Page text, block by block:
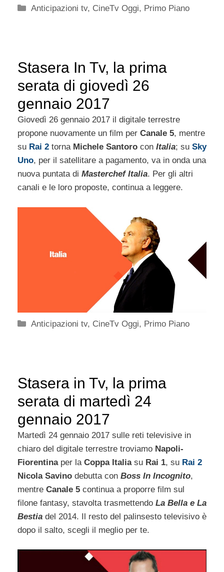
Categorie
Anticipazioni tv, CineTv Oggi, Primo Piano
Stasera In Tv, la prima
serata di giovedì 26
gennaio 2017
Giovedì 26 gennaio 2017 il digitale terrestre
propone nuovamente un film per Canale 5, mentre
su Rai 2 tornaMichele Santoro con Italia; su Sky
Uno, per il satellitare a pagamento, va in onda una
nuova puntata di Masterchef Italia. Per gli altri
canali e le loro proposte, continua a leggere.
Categorie
Anticipazioni tv, CineTv Oggi, Primo Piano
Stasera in Tv, la prima
serata di martedì 24
gennaio 2017
Martedì 24 gennaio 2017 sulle reti televisive in
chiaro del digitale terrestre troviamo Napoli-
Fiorentinaper la Coppa Italiasu Rai 1, su Rai 2
Nicola Savino debutta con Boss In Incognito,
mentre Canale 5 continua a proporre film sul
filone fantasy, stavolta trasmettendo La Bella e La
Bestia del 2014. Il resto del palinsesto televisivo è
dopo il salto, scegli il meglio per te.